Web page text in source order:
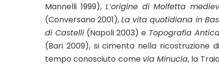
Mannelli 1999), L’origine di Molfetta
(Conversano 2001),La vita quotidiana in
di Castelli (Napoli 2003) e Topografia
(Bari 2009), si cimenta nella ricostruzione
tempo conosciuto come via Minucia, la